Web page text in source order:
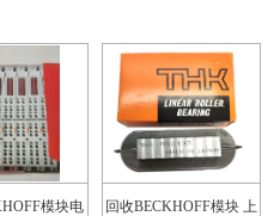
模块电 回收BECKHOFF模块 上